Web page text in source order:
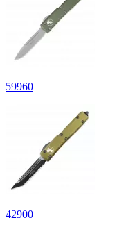
59960
42900